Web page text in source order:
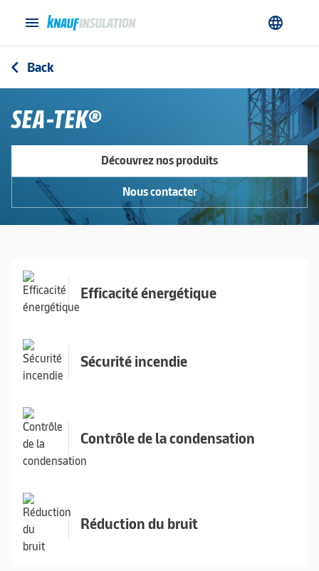
menu language
arrow_back_ios Back
SEA-TEK®
Découvrez nos produits
Nous contacter
Efficacité énergétique
Sécurité incendie
Contrôle de la condensation
Réduction du bruit